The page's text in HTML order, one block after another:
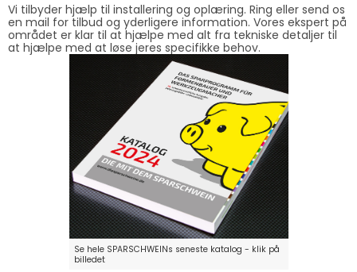
Vi tilbyder hjælp til installering og oplæring. Ring eller send os
en mail for tilbud og yderligere information. Vores ekspert på
området er klar til at hjælpe med alt fra tekniske detaljer til
at hjælpe med at løse jeres specifikke behov.
Se hele SPARSCHWEINs seneste katalog - klik på
billedet